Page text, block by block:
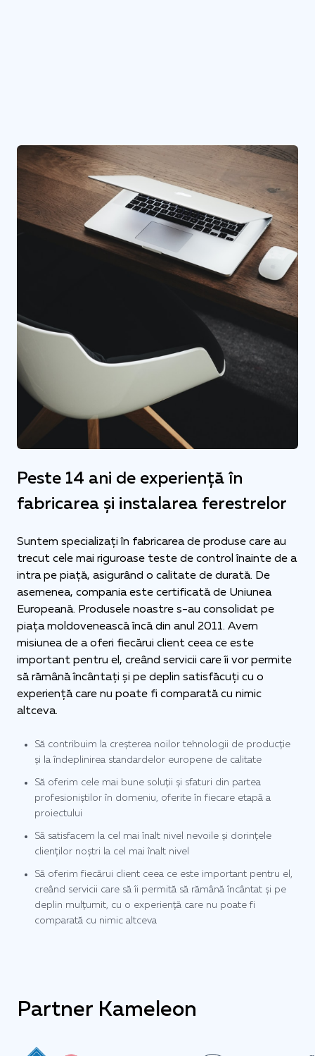
Peste 14 ani de experiență în
fabricarea și instalarea ferestrelor
Suntem specializați în fabricarea de produse care au
trecut cele mai riguroase teste de control înainte de a
intra pe piață, asigurând o calitate de durată. De
asemenea, compania este certificată de Uniunea
Europeană. Produsele noastre s-au consolidat pe
piața moldovenească încă din anul 2011. Avem
misiunea de a oferi fiecărui client ceea ce este
important pentru el, creând servicii care îi vor permite
să rămână încântați și pe deplin satisfăcuți cu o
experiență care nu poate fi comparată cu nimic
altceva.
Să contribuim la creșterea noilor tehnologii de producție
și la îndeplinirea standardelor europene de calitate
Să oferim cele mai bune soluții și sfaturi din partea
profesioniștilor în domeniu, oferite în fiecare etapă a
proiectului
Să satisfacem la cel mai înalt nivel nevoile și dorințele
clienților noștri la cel mai înalt nivel
Să oferim fiecărui client ceea ce este important pentru el,
creând servicii care să îi permită să rămână încântat și pe
deplin mulțumit, cu o experiență care nu poate fi
comparată cu nimic altceva
Partner Kameleon